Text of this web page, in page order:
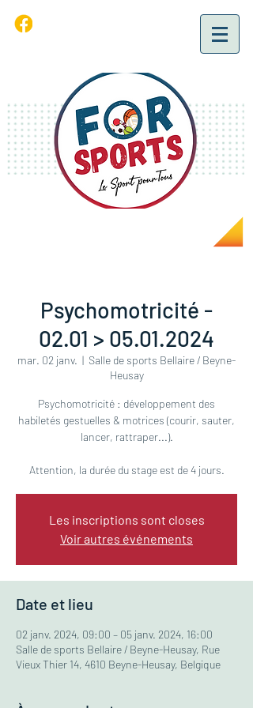
Psychomotricité -
02.01 > 05.01.2024
mar. 02 janv.
  |
Salle de sports Bellaire / Beyne-
Heusay
Psychomotricité : développement des
habiletés gestuelles & motrices (courir, sauter,
lancer, rattraper...).
Attention, la durée du stage est de 4 jours.
Les inscriptions sont closes
Voir autres événements
Date et lieu
02 janv. 2024, 09:00 – 05 janv. 2024, 16:00
Salle de sports Bellaire / Beyne-Heusay, Rue
Vieux Thier 14, 4610 Beyne-Heusay, Belgique